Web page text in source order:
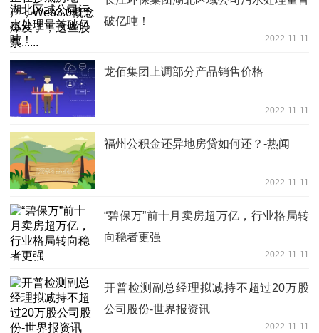
破亿吨！
2022-11-11
龙佰集团上调部分产品销售价格
2022-11-11
福州公积金还异地房贷如何还？-热闻
2022-11-11
“碧保万”前十月卖房超万亿，行业格局转
向稳者更强
2022-11-11
开普检测副总经理拟减持不超过20万股
公司股份-世界报资讯
2022-11-11